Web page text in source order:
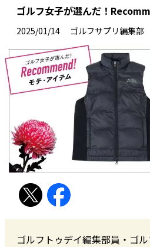
ゴルフ女子が選んだ！
2025/01/14 ゴルフサプリ編集部
ゴルフトゥデイ編集部員・ゴ